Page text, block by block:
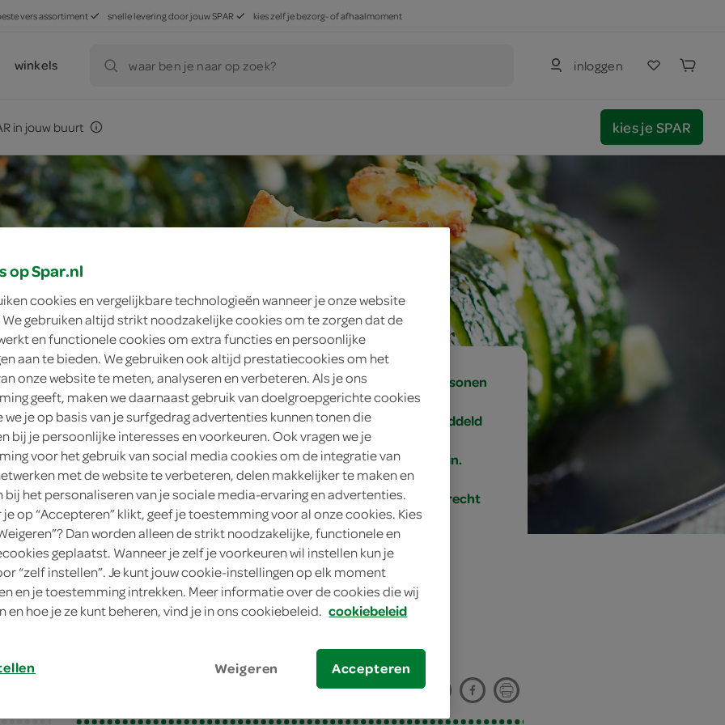
vers assortiment snelle levering door jouw SPAR kies zelf je bezorg- of afhaalmoment
winkels waar ben je naar op zoek? inloggen
in jouw buurt kies je SPAR
4 personen
gemiddeld
15 min.
bijgerecht
courgette
courgette
op Spar.nl
cookies en vergelijkbare technologieën wanneer je onze website
gebruiken altijd strikt noodzakelijke cookies om te zorgen dat de
en functionele cookies om extra functies en persoonlijke
aan te bieden. We gebruiken ook altijd prestatiecookies om het
onze website te meten, analyseren en verbeteren. Als je ons
geeft, maken we daarnaast gebruik van doelgroepgerichte cookies
we je op basis van je surfgedrag advertenties kunnen tonen die
bij je persoonlijke interesses en voorkeuren. Ook vragen we je
voor het gebruik van social media cookies om de integratie van
met de website te verbeteren, delen makkelijker te maken en
bij het personaliseren van je sociale media-ervaring en advertenties.
je op “Accepteren” klikt, geef je toestemming voor al onze cookies. Kies
Dan worden alleen de strikt noodzakelijke, functionele en
geplaatst. Wanneer je zelf je voorkeuren wil instellen kun je
“zelf instellen”. Je kunt jouw cookie-instellingen op elk moment
en je toestemming intrekken. Meer informatie over de cookies die wij
en hoe je ze kunt beheren, vind je in ons cookiebeleid. cookiebeleid
Weigeren Accepteren